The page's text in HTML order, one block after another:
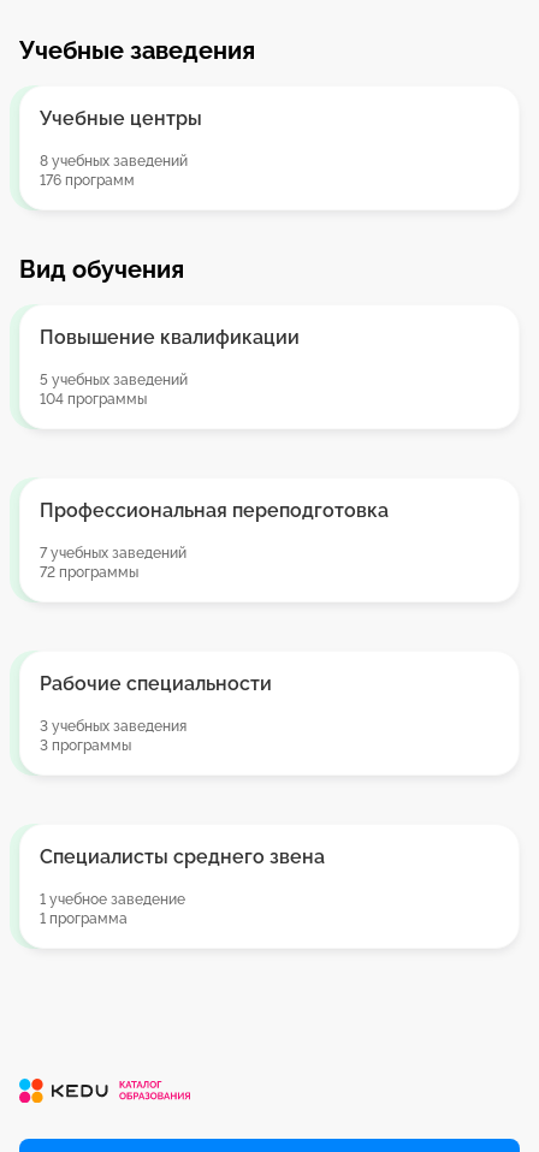
Учебные заведения
Учебные центры
8 учебных заведений
176 программ
Вид обучения
Повышение квалификации
5 учебных заведений
104 программы
Профессиональная переподготовка
7 учебных заведений
72 программы
Рабочие специальности
3 учебных заведения
3 программы
Специалисты среднего звена
1 учебное заведение
1 программа